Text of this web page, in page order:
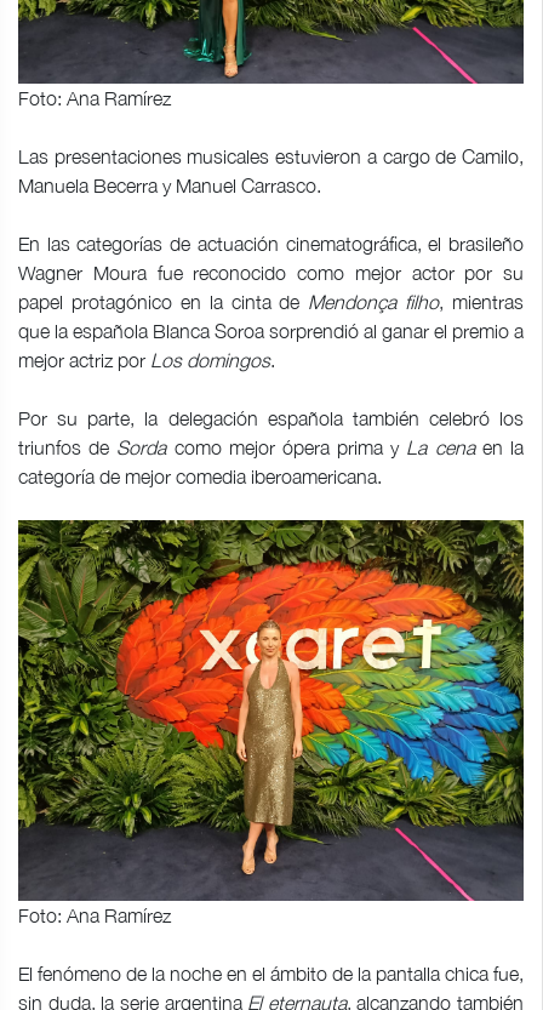
Foto: Ana Ramírez
Las presentaciones musicales estuvieron a cargo de Camilo,
Manuela Becerra y Manuel Carrasco.
En las categorías de actuación cinematográfica, el brasileño
Wagner Moura fue reconocido como mejor actor por su
papel protagónico en la cinta de Mendonça filho, mientras
que la española Blanca Soroa sorprendió al ganar el premio a
mejor actriz por Los domingos.
Por su parte, la delegación española también celebró los
triunfos de Sordacomo mejor ópera prima y La cenaen la
categoría de mejor comedia iberoamericana.
Foto: Ana Ramírez
El fenómeno de la noche en el ámbito de la pantalla chica fue,
sin duda, la serie argentina El eternauta, alcanzando también